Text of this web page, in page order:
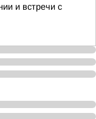
и встречи с